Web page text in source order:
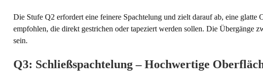
Die Stufe Q2 erfordert eine feinere Spachtelung und zielt darauf ab, eine
empfohlen, die direkt gestrichen oder tapeziert werden sollen. Die Übergänge
sein.
Q3: Schließspachtelung – Hochwertige